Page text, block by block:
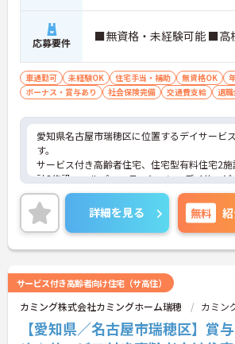
応募要件 ■無資格・未経験可能 ■高
車通勤可 未経験OK 住宅手当・補助 無資格OK
ボーナス・賞与あり
社会保険完備 交通費支給 退職
愛知県名古屋市瑞穂区に位置するデイサービ
す。
サービス付き高齢者住宅、住宅型有料住宅2施
計3施設、ヘルパーステーション、デイサービ
問看護、居宅介護支援事業、福祉用具など地
着した事業展開をされております。様々な業態
るため、様々な経験を積み、キャリアップも
求人となっております。
ご興味をお持ちの方には詳細の情報や面接の
いませ。
詳細を見る 無料
サービス付き高齢者向け住宅（サ高住）
カミング株式会社カミングホーム瑞穂 カミン
【愛知県／名古屋市瑞穂区】賞